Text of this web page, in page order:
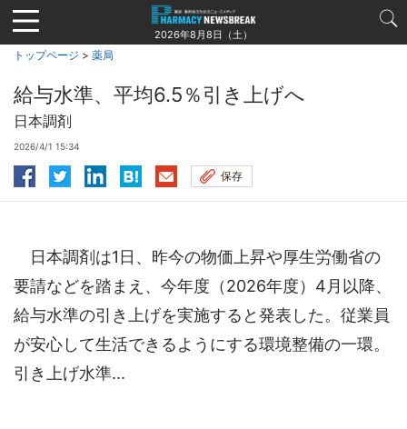
Jump
to
navigation
2026年8月8日（土）
トップページ > 薬局
給与水準、平均6.5％引き上げへ
日本調剤
2026/4/1 15:34
保存
日本調剤は1日、昨今の物価上昇や厚生労働省の
要請などを踏まえ、今年度（2026年度）4月以降、
給与水準の引き上げを実施すると発表した。従業員
が安心して生活できるようにする環境整備の一環。
引き上げ水準...